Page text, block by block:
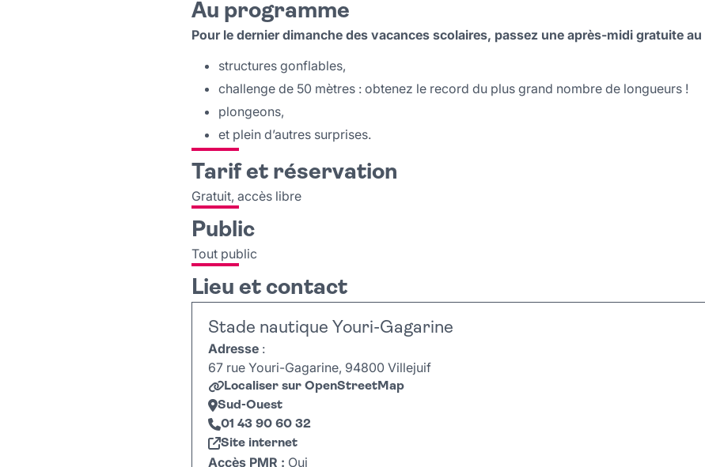
Au programme
Pour le dernier dimanche des vacances scolaires, passez une après-midi gratuite
structures gonflables,
challenge de 50 mètres : obtenez le record du plus grand nombre de longueurs !
plongeons,
et plein d’autres surprises.
Tarif et réservation
Gratuit, accès libre
Public
Tout public
Lieu et contact
Stade nautique Youri-Gagarine
Adresse :
67 rue Youri-Gagarine, 94800 Villejuif
Localiser sur OpenStreetMap
Sud-Ouest
01 43 90 60 32
Site internet
Accès PMR : Oui